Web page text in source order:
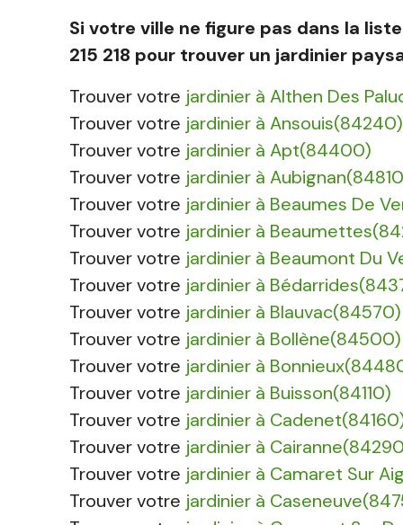
Si votre ville ne figure pas dans la
215 218 pour trouver un jardinier
Trouver votre jardinier à Althen Des
Trouver votre jardinier à Ansouis(84240)
Trouver votre jardinier à Apt(84400)
Trouver votre jardinier à
Trouver votre jardinier à Beaumes De
Trouver votre jardinier à
Trouver votre jardinier à Beaumont Du
Trouver votre jardinier à
Trouver votre jardinier à Blauvac(84570)
Trouver votre jardinier à Bollène(84500)
Trouver votre jardinier à
Trouver votre jardinier à Buisson(84110)
Trouver votre jardinier à
Trouver votre jardinier à
Trouver votre jardinier à Camaret Sur
Trouver votre jardinier à